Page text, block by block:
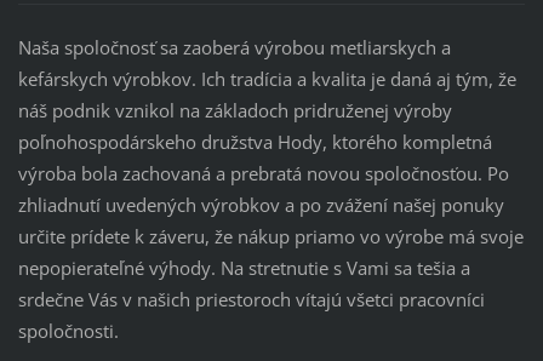
Naša spoločnosť sa zaoberá výrobou metliarskych a
kefárskych výrobkov. Ich tradícia a kvalita je daná aj tým, že
náš podnik vznikol na základoch pridruženej výroby
poľnohospodárskeho družstva Hody, ktorého kompletná
výroba bola zachovaná a prebratá novou spoločnosťou. Po
zhliadnutí uvedených výrobkov a po zvážení našej ponuky
určite prídete k záveru, že nákup priamo vo výrobe má svoje
nepopierateľné výhody. Na stretnutie s Vami sa tešia a
srdečne Vás v našich priestoroch vítajú všetci pracovníci
spoločnosti.